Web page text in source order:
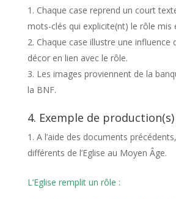
Chaque case reprend un court
mots-clés qui explicite(nt) le rôle mis
Chaque case illustre une influence
décor en lien avec le rôle.
Les images proviennent de la
la BNF.
4. Exemple de
A l’aide des documents
différents de l’Eglise au Moyen Âge.
L’Eglise remplit un rôle :